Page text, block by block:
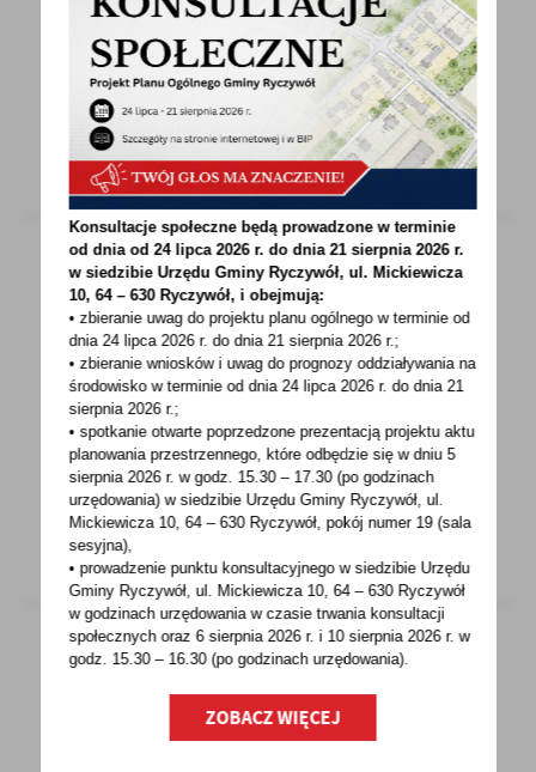
Gmina Ryczywół otrzymała kolejne
dofinansowanie, tym razem w ramach
konkursu „Pięknieje wielkopolska...
21 - 07 - 2020
DOFINANSOWANIE W RAMACH PROGRAMU
"CZYSTE POWIETRZE"
Uprzejmie informujemy, iż od 19 września 2018
r. istnieje możliwość składania wniosków
o dofinansowanie...
20 - 07 - 2020
PRZYSŁUGUJE CI BON TURYSTYCZNY – ZAŁÓŻ
Konsultacje społeczne będą prowadzone w terminie
od dnia od 24 lipca 2026 r. do dnia 21 sierpnia 2026 r.
w siedzibie Urzędu Gminy Ryczywół, ul. Mickiewicza
10, 64 – 630 Ryczywół, i obejmują:
• zbieranie uwag do projektu planu ogólnego w terminie od
dnia 24 lipca 2026 r. do dnia 21 sierpnia 2026 r.;
• zbieranie wniosków i uwag do prognozy oddziaływania na
środowisko w terminie od dnia 24 lipca 2026 r. do dnia 21
sierpnia 2026 r.;
• spotkanie otwarte poprzedzone prezentacją projektu aktu
planowania przestrzennego, które odbędzie się w dniu 5
sierpnia 2026 r.w godz. 15.30 – 17.30 (po godzinach
urzędowania) w siedzibie Urzędu Gminy Ryczywół, ul.
Mickiewicza 10, 64 – 630 Ryczywół, pokójnumer 19 (sala
sesyjna),
• prowadzenie punktu konsultacyjnego w siedzibie Urzędu
Gminy Ryczywół, ul. Mickiewicza 10, 64 – 630 Ryczywół
w godzinachurzędowania w czasie trwania konsultacji
społecznych oraz 6 sierpnia 2026 r. i 10 sierpnia 2026 r. w
godz. 15.30 – 16.30 (po godzinachurzędowania).
ZOBACZ WIĘCEJ